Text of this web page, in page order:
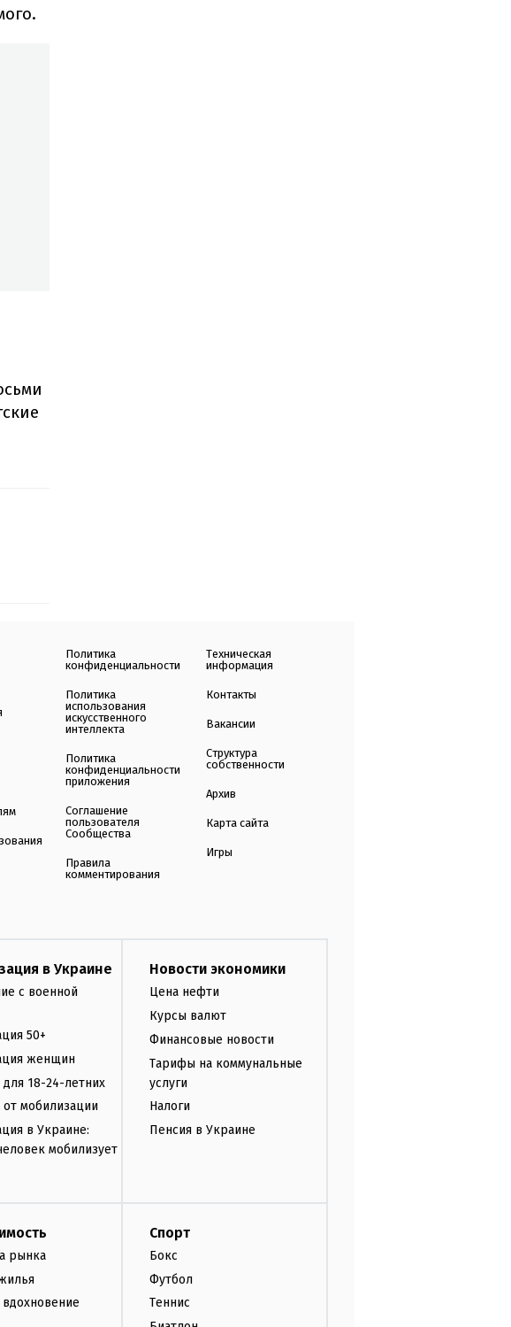
Политика
конфиденциальности
Политика
использования
искусственного
интеллекта
Политика
конфиденциальности
приложения
Соглашение
пользователя
Сообщества
Правила
комментирования
Техническая
информация
Контакты
Вакансии
Структура
собственности
Архив
Карта сайта
Игры
в Украине
с военной
50+
женщин
для 18-24-летних
от мобилизации
в Украине:
мобилизует
Новости экономики
Цена нефти
Курсы валют
Финансовые новости
Тарифы на коммунальные
услуги
Налоги
Пенсия в Украине
рынка
Спорт
Бокс
Футбол
Теннис